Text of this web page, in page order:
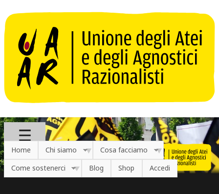
Home Chi siamo
Cosa facciamo
Come sostenerci
Blog Shop Accedi